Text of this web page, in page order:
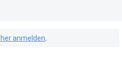
anmelden